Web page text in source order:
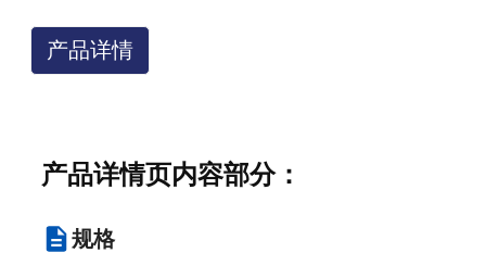
产品详情
产品详情页内容部分：
规格